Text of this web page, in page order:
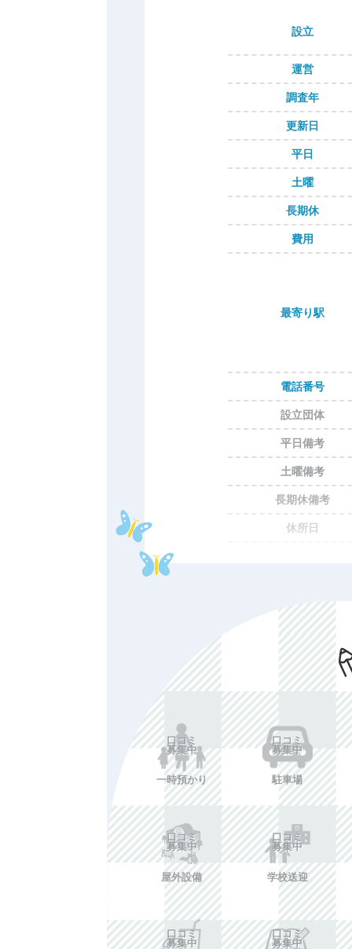
設立
運営
調査年
更新日
平日
土曜
長期休
費用
最寄り駅
電話番号
設立団体
平日備考
土曜備考
長期休備考
休所日
費用備考
ホームページ
口コミ
募集中
一時預かり
口コミ
募集中
駐車場
口コミ
募集中
屋外設備
口コミ
募集中
学校送迎
口コミ
募集中
口コミ
募集中